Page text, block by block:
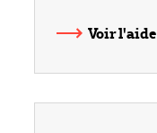
Voir l'aide